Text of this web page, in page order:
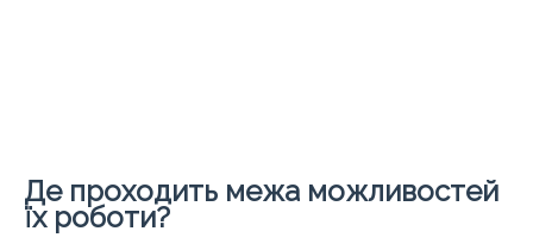
Де проходить межа можливостей
їх роботи?